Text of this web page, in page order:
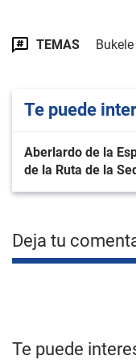
TEMAS Bukele
Te puede
Aberlardo de la
de la Ruta de la
Deja tu
Te puede